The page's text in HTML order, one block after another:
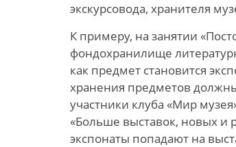
экскурсовода, хранителя
К примеру, на занятии
фондохранилище
как предмет становится
хранения предметов
участники клуба «Мир
«Больше выставок, новых и
экспонаты попадают на